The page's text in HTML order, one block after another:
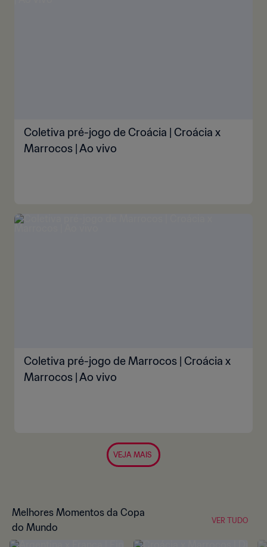
Coletiva pré-jogo de Croácia | Croácia x
Marrocos | Ao vivo
Coletiva pré-jogo de Marrocos | Croácia x
Marrocos | Ao vivo
VEJA MAIS
Melhores Momentos da Copa
do Mundo
VER TUDO